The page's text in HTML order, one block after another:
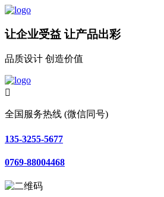
让企业受益 让产品出彩
品质设计 创造价值

全国服务热线 (微信同号)
135-3255-5677
0769-88004468